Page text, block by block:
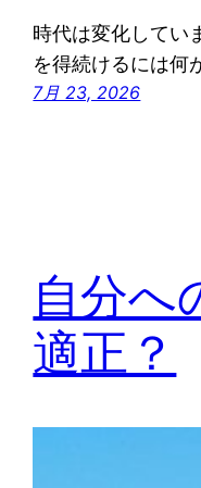
時代は変化してい
を得続けるには何
7月 23, 2026
自分へ
適正？